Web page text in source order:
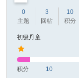
0
主题
3
回帖
10
积分
初级丹童
积分 10